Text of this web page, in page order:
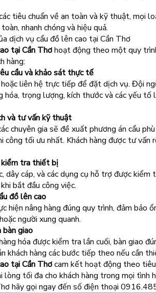
tiêu chuẩn về an toàn và kỹ thuật, mọi
nhanh chóng và hiệu quả.
dịch vụ cẩu đồ lên cao tại Cần Thơ
tại Cần Thơhoạt động theo một quy
hàng:
cầu và khảo sát thực tế
hoặc liên hệ trực tiếp để đặt dịch vụ. Đội
hóa, trọng lượng, kích thước và các yếu tố
và tư vấn kỹ thuật
chuyên gia sẽ đề xuất phương án cẩu
công tối ưu nhất. Khách hàng được tư vấn
kiểm tra thiết bị
dây cáp, và các dụng cụ hỗ trợ được
bắt đầu công việc.
đồ lên cao
hiện nâng hàng đúng quy trình, đảm bảo
người xung quanh.
giao
hóa được kiểm tra lần cuối, bàn giao
khách hàng các bước tiếp theo nếu cần
tại Cần Thơcam kết hoạt động theo tiêu
lòng tối đa cho khách hàng trong mọi tình
hãy gọi ngay đến số điện thoại